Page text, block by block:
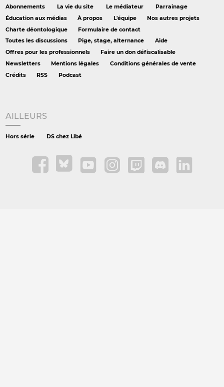
Abonnements La vie du site Le médiateur
Parrainage
Éducation aux médias
À propos L'équipe
Nos autres projets
Charte déontologique
Formulaire de contact
Toutes les discussions
Pige, stage, alternance
Aide
Offres pour les professionnels
Faire un don défiscalisable
Newsletters
Mentions légales
Conditions générales de vente
Crédits
RSS Podcast
AILLEURS
Hors série DS chez Libé